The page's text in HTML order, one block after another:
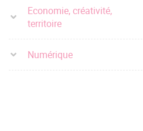
Economie, créativité,
territoire
Numérique